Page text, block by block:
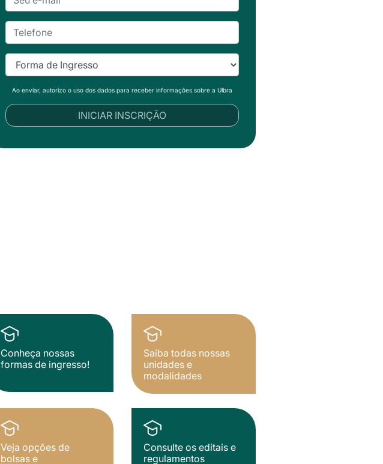
Ao enviar, autorizo o uso dos dados para receber informações sobre a Ulbra
INICIAR INSCRIÇÃO
Conheça nossas
formas de ingresso!
Saiba todas nossas
unidades e
modalidades
Veja opções de
bolsas e
Consulte os editais e
regulamentos